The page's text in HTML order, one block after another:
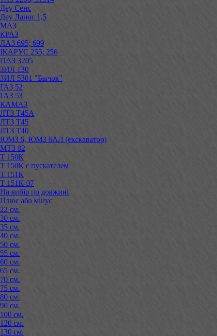
Деу Сенс
Деу Ланос 1,5
МАЗ
КРАЗ
ЛАЗ 695; 699
ІКАРУС 255; 256
ПАЗ 3205
ЗИЛ 130
ЗИЛ 5301 "Бычок"
ГАЗ 52
ГАЗ 53
КАМАЗ
ЛТЗ Т45А
ЛТЗ Т45
ЛТЗ Т40
ЮМЗ 6, ЮМЗ 6АЛ (екскаватор)
МТЗ 82
Т 150К
Т 150К с пускателем
Т 151К
Т 151К-07
На вибір по довжині
Плюс або мінус
22 см.
30 см.
35 см.
40 см.
50 см.
55 см.
60 см.
65 см.
70 см.
75 см.
80 см.
90 см.
100 см.
120 см.
130 см.